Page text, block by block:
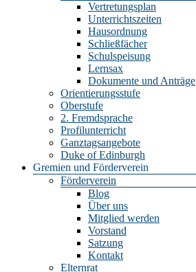
Vertretungsplan
Unterrichtszeiten
Hausordnung
Schließfächer
Schulspeisung
Lernsax
Dokumente und Anträge
Orientierungsstufe
Oberstufe
2. Fremdsprache
Profilunterricht
Ganztagsangebote
Duke of Edinburgh
Gremien und Förderverein
Förderverein
Blog
Über uns
Mitglied werden
Vorstand
Satzung
Kontakt
Elternrat